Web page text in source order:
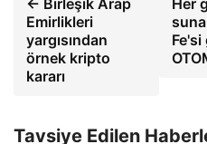
← Birleşik Arap
Emirlikleri
yargısından
örnek kripto
kararı
Her
Fe'si
Tavsiye Edilen